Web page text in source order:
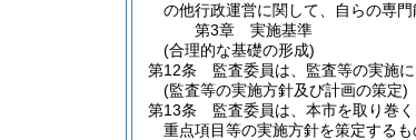
の他行政運営に関して、自らの専
第3章
実施基準
(合理的な基礎の形成)
第12条
監査委員は、監査等の実施
(監査等の実施方針及び計画の策定)
第13条
監査委員は、本市を取り巻
重点項目等の実施方針を策定するも